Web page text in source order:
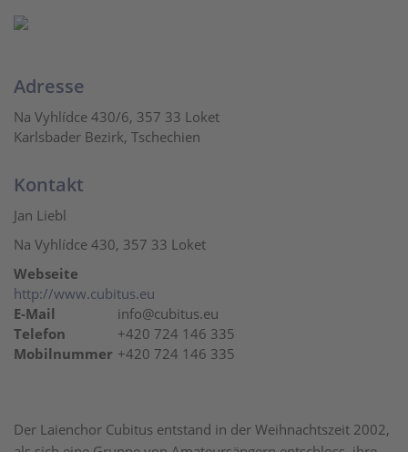
Der Laienchor Cubitus entstand in der Weihnachtszeit 2002,
Adresse
Na Vyhlídce 430/6, 357 33 Loket
Karlsbader Bezirk, Tschechien
Kontakt
Jan Liebl
Na Vyhlídce 430, 357 33 Loket
Webseite
http://www.cubitus.eu
E-Mail
info@cubitus.eu
Telefon
+420 724 146 335
Mobilnummer +420 724 146 335